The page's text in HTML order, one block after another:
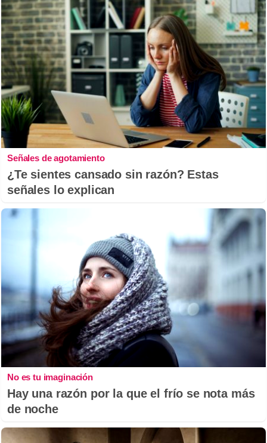
Señales de agotamiento
¿Te sientes cansado sin razón? Estas
señales lo explican
No es tu imaginación
Hay una razón por la que el frío se nota más
de noche